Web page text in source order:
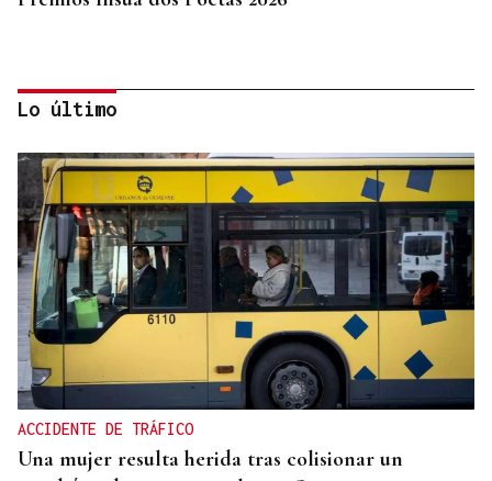
CRIMEN EN A GRANXA
La jueza insta al CHUO a notificarle el alta de la
presunta matricida de O Carballiño
Lo último
ACCIDENTE DE TRÁFICO
Una mujer resulta herida tras colisionar un